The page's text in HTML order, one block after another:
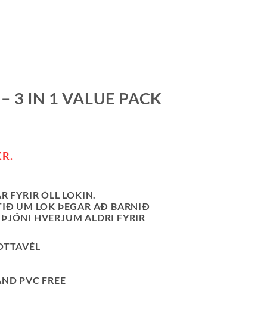
3 IN 1 VALUE PACK
FYRIR ÖLL LOKIN.
UM LOK ÞEGAR AÐ BARNIÐ
HVERJUM ALDRI FYRIR
PVC FREE